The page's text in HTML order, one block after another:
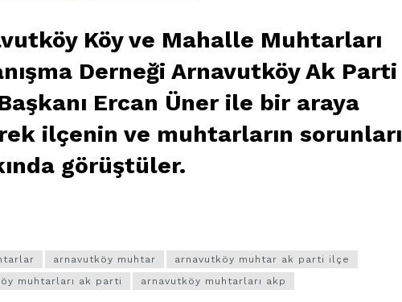
Köy ve Mahalle Muhtarları
Derneği Arnavutköy Ak Parti
Ercan Üner ile bir araya
ilçenin ve muhtarların sorunları
görüştüler.
arnavutköy muhtar
arnavutköy muhtar ak parti ilçe
muhtarları ak parti arnavutköy muhtarları akp